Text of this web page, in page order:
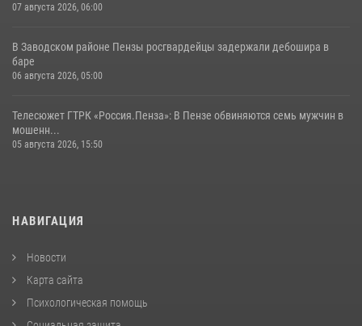
07 августа 2026, 06:00
В Заводском районе Пензы росгвардейцы задержали дебошира в
баре
06 августа 2026, 05:00
Телесюжет ГТРК «Россия.Пенза»: В Пензе обвиняются семь мужчин в
мошенн...
05 августа 2026, 15:50
НАВИГАЦИЯ
Новости
Карта сайта
Психологическая помощь